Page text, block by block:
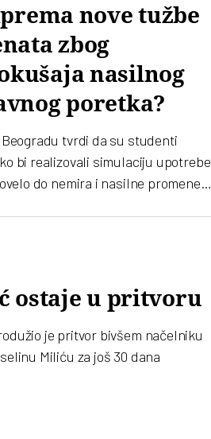
nove tužbe
zbog
nasilnog
poretka?
tvrdi da su studenti
bi realizovali simulaciju upotrebe
do nemira i nasilne promene
ostaje u pritvoru
je pritvor bivšem načelniku
Miliću za još 30 dana